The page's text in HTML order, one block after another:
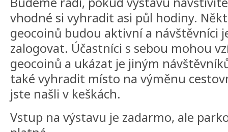
vhodné si vyhradit asi půl hodiny.
geocoinů budou aktivní a návštěvníci
zalogovat. Účastníci s sebou mohou
geocoinů a ukázat je jiným
také vyhradit místo na výměnu
jste našli v keškách.
Vstup na výstavu je zadarmo, ale